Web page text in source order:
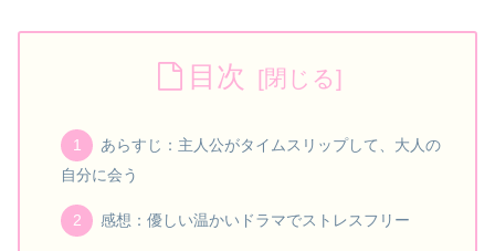
目次
あらすじ：主人公がタイムスリップして、大人の
自分に会う
感想：優しい温かいドラマでストレスフリー